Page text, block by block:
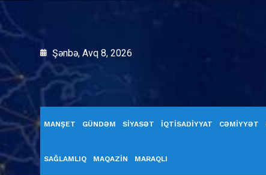
Şənbə, Avq 8, 2026
MANŞET GÜNDƏM SİYASƏT İQTİSADİYYAT CƏMİYYƏT
SAĞLAMLIQ MAQAZİN MARAQLI